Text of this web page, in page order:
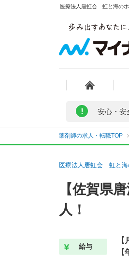
医療法人唐虹会 虹と海のホ
! 安心・安
薬剤師の求人・転職TOP
医療法人唐虹会 虹と海
【佐賀県
人！
給与